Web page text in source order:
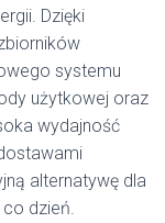
Dzięki
systemu
użytkowej oraz
wydajność
alternatywę dla
dzień.